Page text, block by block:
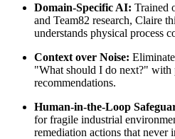
Domain-Specific AI: Trained
and Team82 research, Claire
understands physical process
Context over Noise:
"What should I do next?" with
recommendations.
Human-in-the-Loop
for fragile industrial
remediation actions that never